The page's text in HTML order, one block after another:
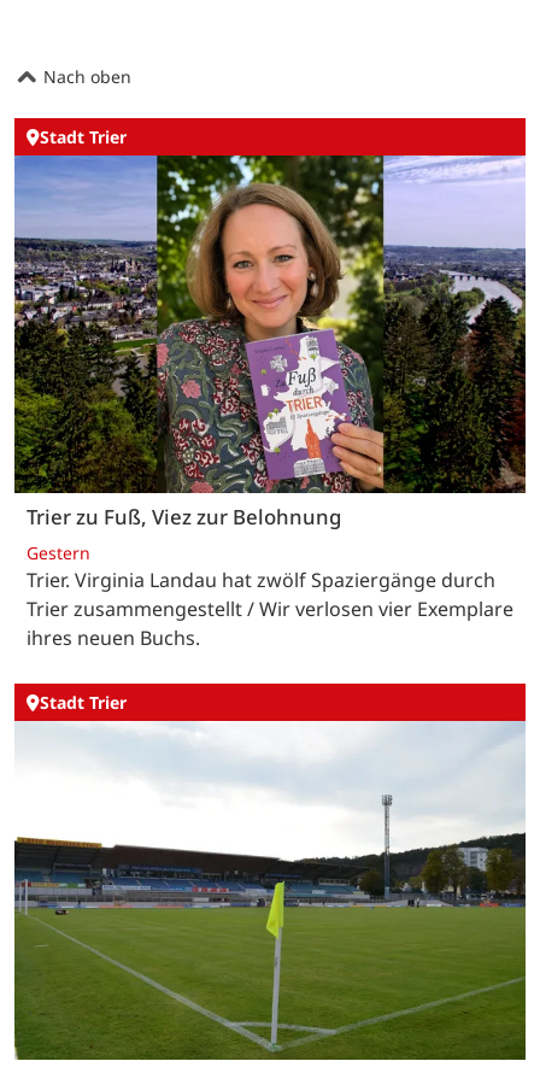
Nach oben
Stadt Trier
Trier zu Fuß, Viez zur Belohnung
Gestern
Trier. Virginia Landau hat zwölf Spaziergänge durch
Trier zusammengestellt / Wir verlosen vier Exemplare
ihres neuen Buchs.
Stadt Trier